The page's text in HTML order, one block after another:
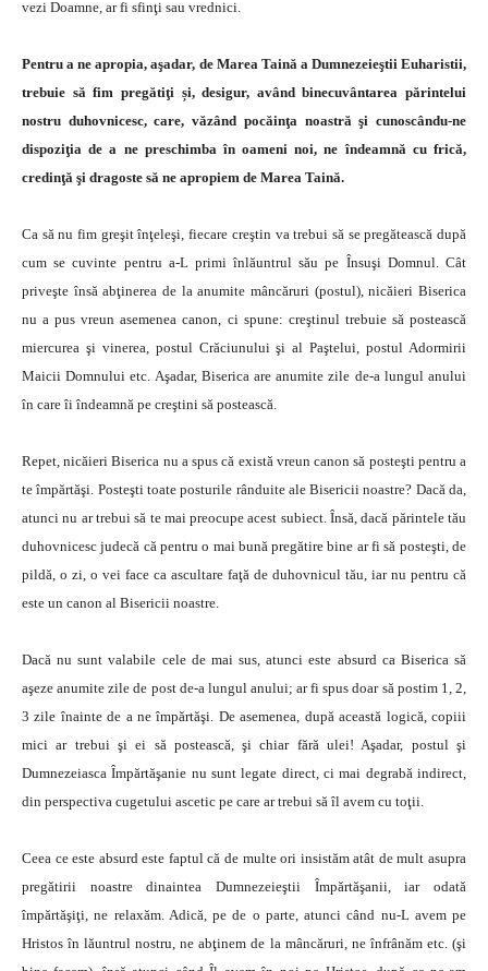
vezi Doamne, ar fi sfinţi sau vrednici.
Pentru a ne apropia, aşadar, de Marea Taină a Dumnezeieştii Euharistii,
trebuie să fim pregătiţi și, desigur, având binecuvântarea părintelui
nostru duhovnicesc, care, văzând pocăinţa noastră şi cunoscându-ne
dispoziţia de a ne preschimba în oameni noi, ne îndeamnă cu frică,
credinţă şi dragoste să ne apropiem de Marea Taină.
Ca să nu fim greşit înţeleşi, fiecare creştin va trebui să se pregătească după
cum se cuvinte pentru a-L primi înlăuntrul său pe Însuşi Domnul. Cât
priveşte însă abţinerea de la anumite mâncăruri (postul), nicăieri Biserica
nu a pus vreun asemenea canon, ci spune: creştinul trebuie să postească
miercurea şi vinerea, postul Crăciunului şi al Paştelui, postul Adormirii
Maicii Domnului etc. Aşadar, Biserica are anumite zile de-a lungul anului
în care îi îndeamnă pe creştini să postească.
Repet, nicăieri Biserica nu a spus că există vreun canon să posteşti pentru a
te împărtăşi. Posteşti toate posturile rânduite ale Bisericii noastre? Dacă da,
atunci nu ar trebui să te mai preocupe acest subiect. Însă, dacă părintele tău
duhovnicesc judecă că pentru o mai bună pregătire bine ar fi să posteşti, de
pildă, o zi, o vei face ca ascultare faţă de duhovnicul tău, iar nu pentru că
este un canon al Bisericii noastre.
Dacă nu sunt valabile cele de mai sus, atunci este absurd ca Biserica să
aşeze anumite zile de post de-a lungul anului; ar fi spus doar să postim 1, 2,
3 zile înainte de a ne împărtăşi. De asemenea, după această logică, copiii
mici ar trebui şi ei să postească, şi chiar fără ulei! Aşadar, postul şi
Dumnezeiasca Împărtăşanie nu sunt legate direct, ci mai degrabă indirect,
din perspectiva cugetului ascetic pe care ar trebui să îl avem cu toţii.
Ceea ce este absurd este faptul că de multe ori insistăm atât de mult asupra
pregătirii noastre dinaintea Dumnezeieştii Împărtăşanii, iar odată
împărtăşiţi, ne relaxăm. Adică, pe de o parte, atunci când nu-L avem pe
Hristos în lăuntrul nostru, ne abţinem de la mâncăruri, ne înfrânăm etc. (şi